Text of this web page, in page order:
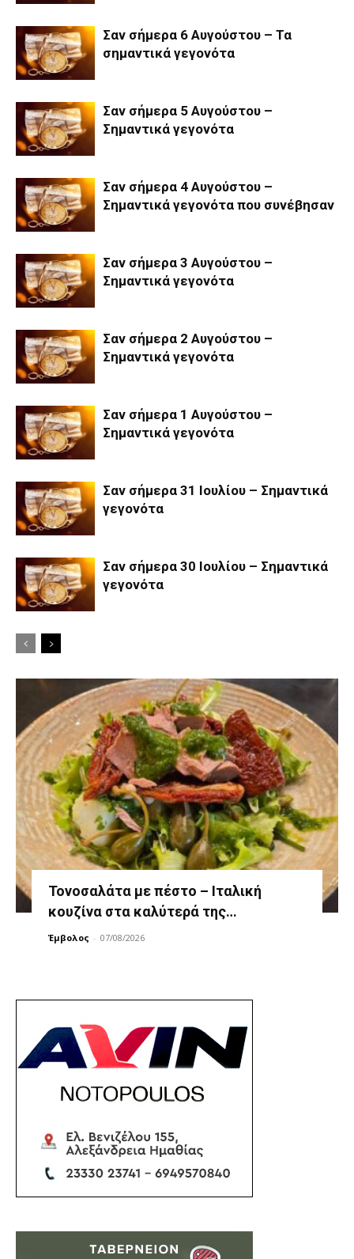
Σαν σήμερα 6 Αυγούστου – Τα
σημαντικά γεγονότα
Σαν σήμερα 5 Αυγούστου –
Σημαντικά γεγονότα
Σαν σήμερα 4 Αυγούστου –
Σημαντικά γεγονότα που συνέβησαν
Σαν σήμερα 3 Αυγούστου –
Σημαντικά γεγονότα
Σαν σήμερα 2 Αυγούστου –
Σημαντικά γεγονότα
Σαν σήμερα 1 Αυγούστου –
Σημαντικά γεγονότα
Σαν σήμερα 31 Ιουλίου – Σημαντικά
γεγονότα
Σαν σήμερα 30 Ιουλίου – Σημαντικά
γεγονότα
Τονοσαλάτα με πέστο – Ιταλική
κουζίνα στα καλύτερά της…
Έμβολος - 07/08/2026